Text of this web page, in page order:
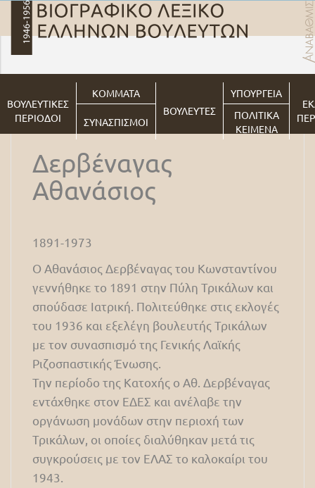
ΒΟΥΛΕΥΤΙΚΕΣ
ΠΕΡΙΟΔΟΙ
ΚΟΜΜΑΤΑ
ΒΟΥΛΕΥΤΕΣ
ΥΠΟΥΡΓΕΙΑ
ΣΥΝΑΣΠΙΣΜΟΙ
ΠΟΛΙΤΙΚΑ
ΚΕΙΜΕΝΑ
Δερβέναγας
Αθανάσιος
1891-1973
Ο Αθανάσιος Δερβέναγας του Κωνσταντίνου
γεννήθηκε το 1891 στην Πύλη Τρικάλων και
σπούδασε Ιατρική. Πολιτεύθηκε στις εκλογές
του 1936 και εξελέγη βουλευτής Τρικάλων
με τον συνασπισμό της Γενικής Λαϊκής
Ριζοσπαστικής Ένωσης.
Την περίοδο της Κατοχής ο Αθ. Δερβέναγας
εντάχθηκε στον ΕΔΕΣ και ανέλαβε την
οργάνωση μονάδων στην περιοχή των
Τρικάλων, οι οποίες διαλύθηκαν μετά τις
συγκρούσεις με τον ΕΛΑΣ το καλοκαίρι του
1943.